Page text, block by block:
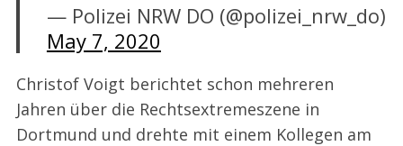
— Polizei NRW DO (@polizei_nrw_do)
May 7, 2020
Christof Voigt berichtet schon mehreren
Jahren über die Rechtsextremeszene in
Dortmund und drehte mit einem Kollegen am